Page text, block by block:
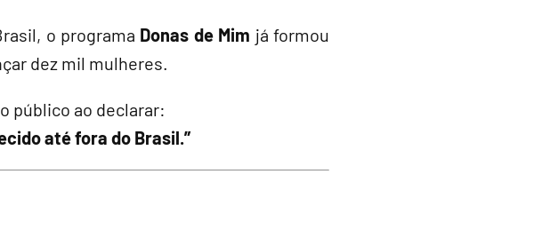
o programa Donas de Mim já formou
dez mil mulheres.
público ao declarar:
até fora do Brasil.”